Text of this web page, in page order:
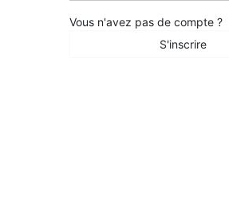
Vous n'avez pas de compte ?
S'inscrire